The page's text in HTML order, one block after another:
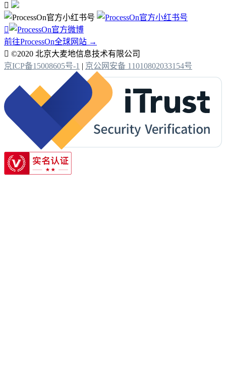


前往ProcessOn全球网站 →
 ©2020 北京大麦地信息技术有限公司
京ICP备15008605号-1 | 京公网安备 11010802033154号